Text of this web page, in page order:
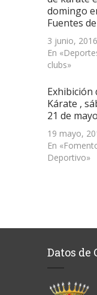
domingo
Fuentes
3 junio, 2016
En
clubs»
Exhibición
Kárate ,
21 de mayo
19 mayo,
En
Deportivo»
Datos de